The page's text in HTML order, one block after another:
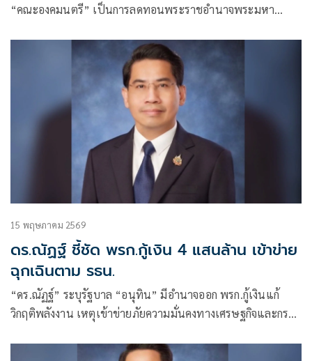
“คณะองคมนตรี” เป็นการลดทอนพระราชอำนาจพระมหา
15 พฤษภาคม 2569
ดร.ณัฏฐ์ ชี้ชัด พรก.กู้เงิน 4 แสนล้าน เข้าข่าย
ฉุกเฉินตาม รธน.
“ดร.ณัฏฐ์” ระบุรัฐบาล “อนุทิน” มีอำนาจออก พรก.กู้เงินแก้
วิกฤติพลังงาน เหตุเข้าข่ายภัยความมั่นคงทางเศรษฐกิจและกรณี
วินิจฉัยภายใน 60 วัน หากฝ่ายค้านรวบรวมรายชื่อ สส.ยื่นตรวจ